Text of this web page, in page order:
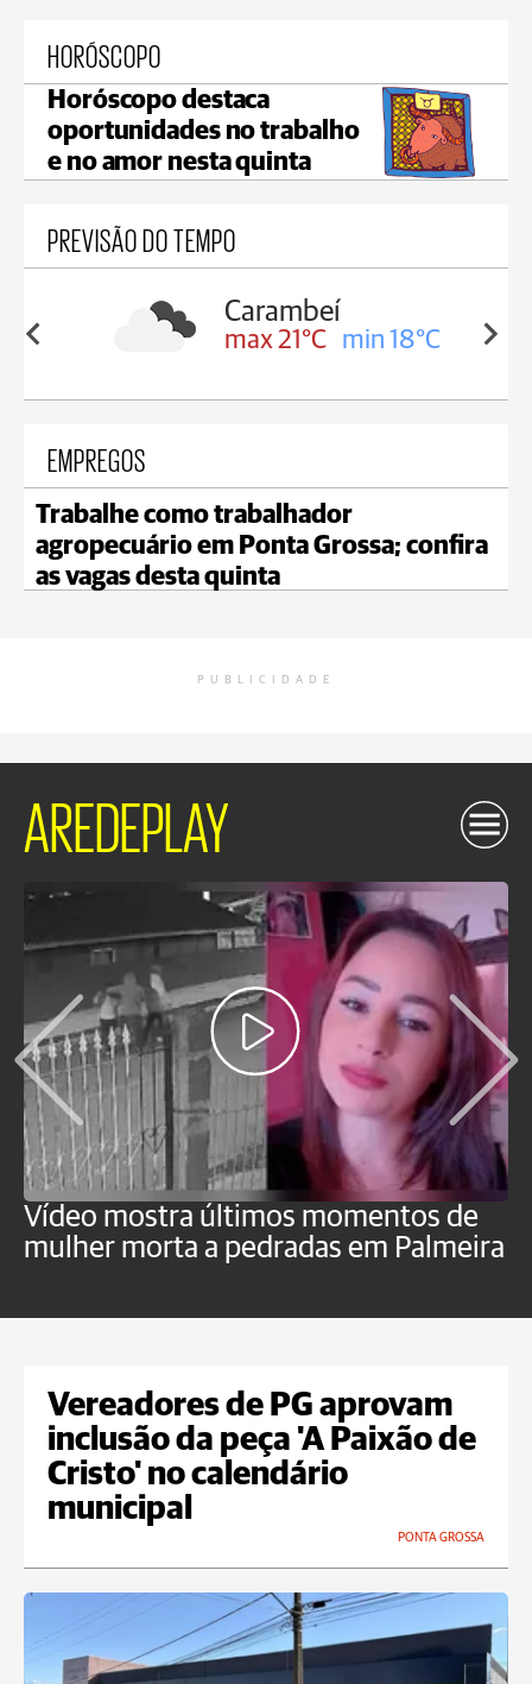
HORÓSCOPO
Horóscopo destaca
oportunidades no trabalho
e no amor nesta quinta
PREVISÃO DO TEMPO
19°C
Carambeí
max 21°C min 18°C
EMPREGOS
Trabalhe como trabalhador
agropecuário em Ponta Grossa; confira
as vagas desta quinta
PUBLICIDADE
AREDEPLAY
Vídeo mostra últimos momentos de
mulher morta a pedradas em Palmeira
Vereadores de PG aprovam
inclusão da peça 'A Paixão de
Cristo' no calendário
municipal
PONTA GROSSA